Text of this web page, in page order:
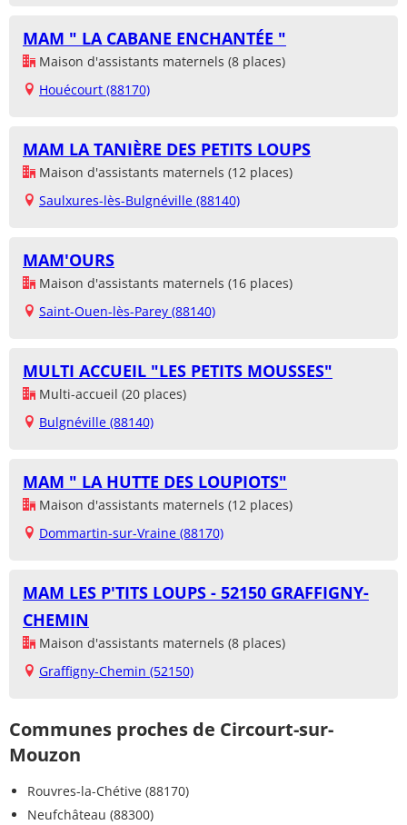
MAM " LA CABANE ENCHANTÉE "
Maison d'assistants maternels (8 places)
Houécourt (88170)
MAM LA TANIÈRE DES PETITS LOUPS
Maison d'assistants maternels (12 places)
Saulxures-lès-Bulgnéville (88140)
MAM'OURS
Maison d'assistants maternels (16 places)
Saint-Ouen-lès-Parey (88140)
MULTI ACCUEIL "LES PETITS MOUSSES"
Multi-accueil (20 places)
Bulgnéville (88140)
MAM " LA HUTTE DES LOUPIOTS"
Maison d'assistants maternels (12 places)
Dommartin-sur-Vraine (88170)
MAM LES P'TITS LOUPS - 52150 GRAFFIGNY-
CHEMIN
Maison d'assistants maternels (8 places)
Graffigny-Chemin (52150)
Communes proches de Circourt-sur-
Mouzon
Rouvres-la-Chétive (88170)
Neufchâteau (88300)